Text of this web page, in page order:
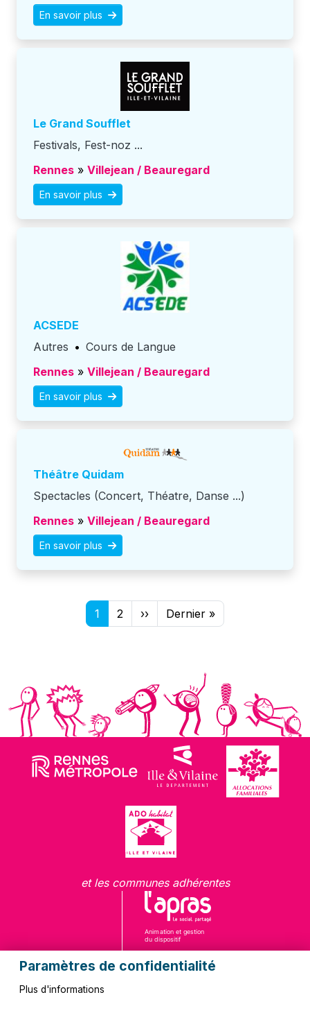
En savoir plus
Le Grand Soufflet
Festivals, Fest-noz ...
Rennes » Villejean / Beauregard
En savoir plus
ACSEDE
Autres • Cours de Langue
Rennes » Villejean / Beauregard
En savoir plus
Théâtre Quidam
Spectacles (Concert, Théatre, Danse ...)
Rennes » Villejean / Beauregard
En savoir plus
Pagination
1 2 ›› Page suivante
Dernier »Dernière page
Paramètres de confidentialité
Plus d'informations
et les communes adhérentes